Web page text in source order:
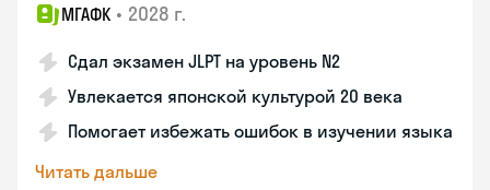
МГАФК • 2028 г.
Сдал экзамен JLPT на уровень N2
Увлекается японской культурой 20 века
Помогает избежать ошибок в изучении языка
Читать дальше